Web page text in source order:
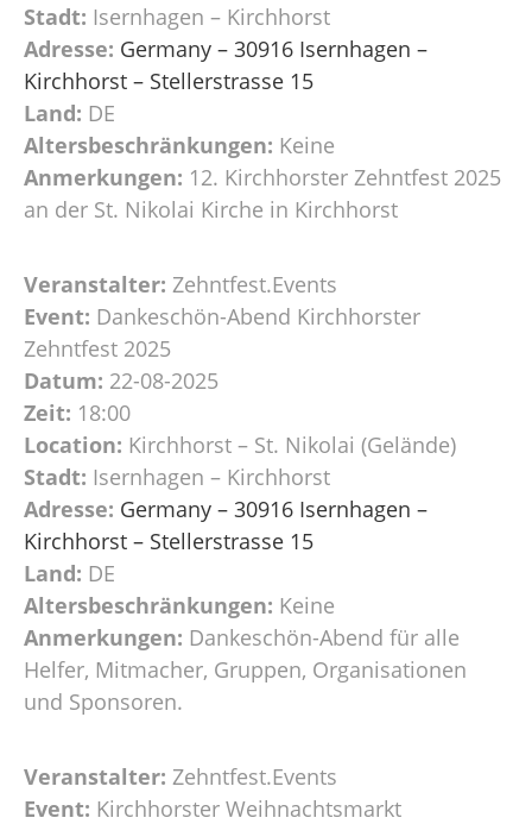
Stadt: Isernhagen – Kirchhorst
Adresse: Germany – 30916 Isernhagen –
Kirchhorst – Stellerstrasse 15
Land: DE
Altersbeschränkungen: Keine
Anmerkungen: 12. Kirchhorster Zehntfest 2025
an der St. Nikolai Kirche in Kirchhorst
Veranstalter: Zehntfest.Events
Event: Dankeschön-Abend Kirchhorster
Zehntfest 2025
Datum: 22-08-2025
Zeit: 18:00
Location: Kirchhorst – St. Nikolai (Gelände)
Stadt: Isernhagen – Kirchhorst
Adresse: Germany – 30916 Isernhagen –
Kirchhorst – Stellerstrasse 15
Land: DE
Altersbeschränkungen: Keine
Anmerkungen: Dankeschön-Abend für alle
Helfer, Mitmacher, Gruppen, Organisationen
und Sponsoren.
Veranstalter: Zehntfest.Events
Event: Kirchhorster Weihnachtsmarkt